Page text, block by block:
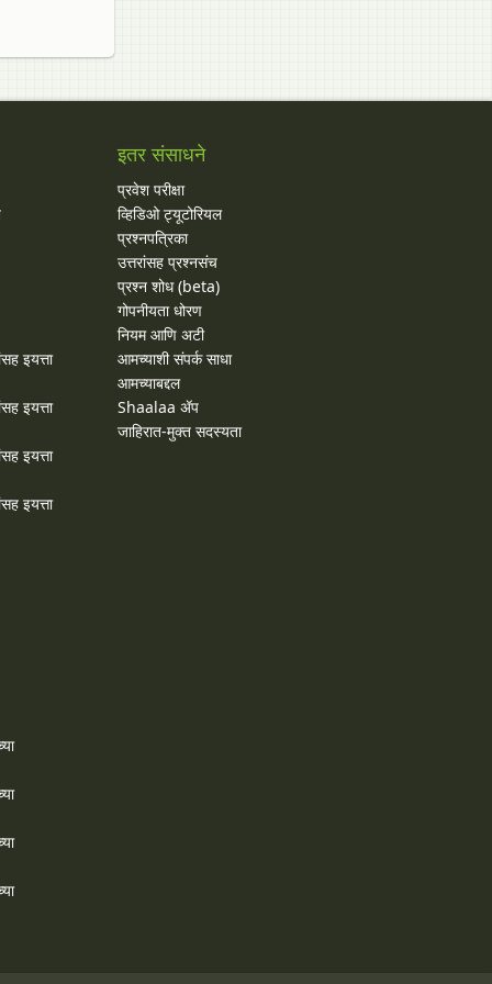
इयत्ता
इयत्ता
इयत्ता
इयत्ता
इतर संसाधने
प्रवेश परीक्षा
व्हिडिओ ट्यूटोरियल
प्रश्नपत्रिका
उत्तरांसह प्रश्नसंच
प्रश्न शोध (beta)
गोपनीयता धोरण
नियम आणि अटी
आमच्याशी संपर्क साधा
आमच्याबद्दल
Shaalaa ॲप
जाहिरात-मुक्त सदस्यता